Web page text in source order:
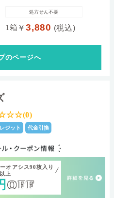
1箱 ￥3,880 (税込)
処方せん不要
のページへ
ジット 代金引換
オアシス90枚入り
上
OFF